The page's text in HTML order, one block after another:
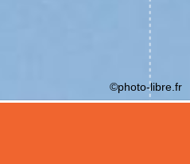
©photo-libre.fr